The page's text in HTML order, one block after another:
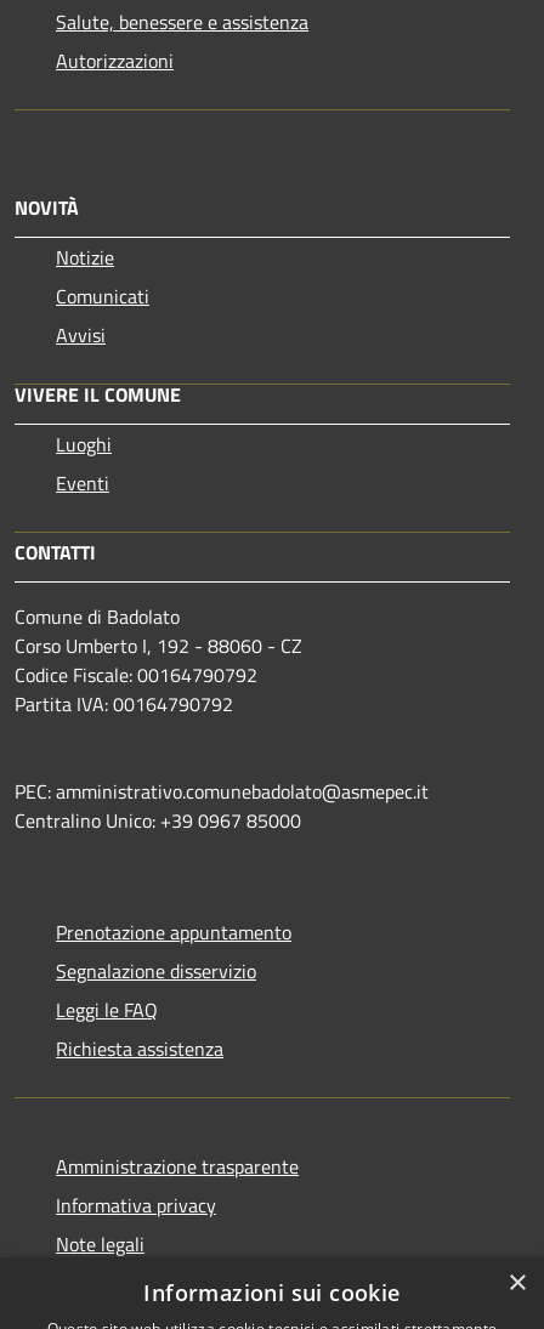
Salute, benessere e assistenza
Autorizzazioni
NOVITÀ
Notizie
Comunicati
Avvisi
VIVERE IL COMUNE
Luoghi
Eventi
CONTATTI
Comune di Badolato
Corso Umberto I, 192 - 88060 - CZ
Codice Fiscale: 00164790792
Partita IVA: 00164790792
PEC: amministrativo.comunebadolato@asmepec.it
Centralino Unico: +39 0967 85000
Prenotazione appuntamento
Segnalazione disservizio
Leggi le FAQ
Richiesta assistenza
Amministrazione trasparente
Informativa privacy
Note legali
Dichiarazione di accessibilità
×
Informazioni sui cookie